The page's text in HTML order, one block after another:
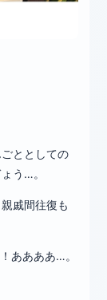
ととしての
う…。
戚間往復も
ああああ…。